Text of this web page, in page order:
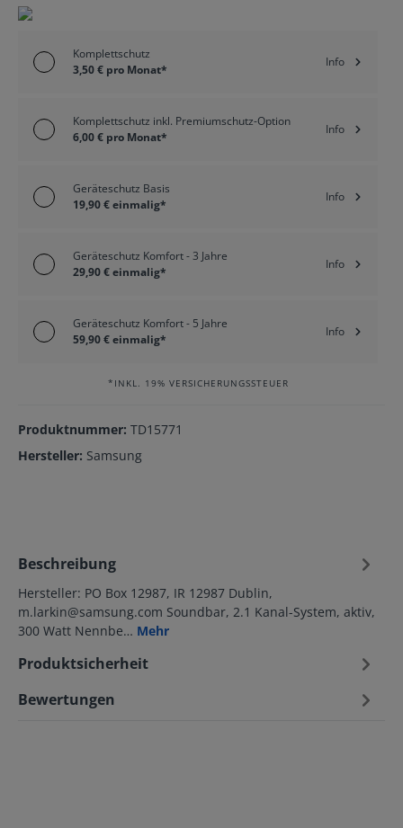
Komplettschutz
3,50 € pro Monat*
Info
Komplettschutz inkl. Premiumschutz-Option
6,00 € pro Monat*
Info
Geräteschutz Basis
19,90 € einmalig*
Info
Geräteschutz Komfort - 3 Jahre
29,90 € einmalig*
Info
Geräteschutz Komfort - 5 Jahre
59,90 € einmalig*
Info
*INKL. 19% VERSICHERUNGSSTEUER
Produktnummer: TD15771
Hersteller: Samsung
Beschreibung
Hersteller: PO Box 12987, IR 12987 Dublin,
m.larkin@samsung.com Soundbar, 2.1 Kanal-System, aktiv,
300 Watt Nennbe… Mehr
Produktsicherheit
Bewertungen